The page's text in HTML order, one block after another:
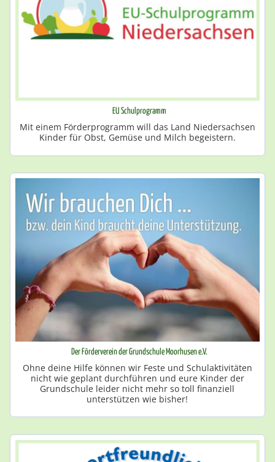
EU Schulprogramm
Mit einem Förderprogramm will das Land Niedersachsen
Kinder für Obst, Gemüse und Milch begeistern.
Der Förderverein der Grundschule Moorhusen e.V.
Ohne deine Hilfe können wir Feste und Schulaktivitäten
nicht wie geplant durchführen und eure Kinder der
Grundschule leider nicht mehr so toll finanziell
unterstützen wie bisher!